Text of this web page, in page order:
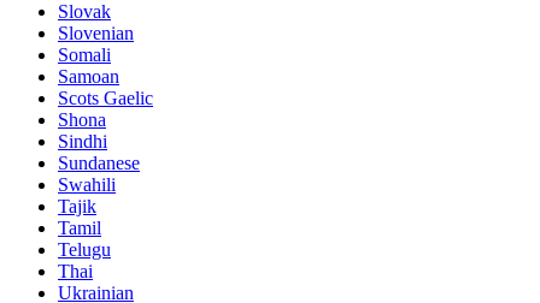
Slovak
Slovenian
Somali
Samoan
Scots Gaelic
Shona
Sindhi
Sundanese
Swahili
Tajik
Tamil
Telugu
Thai
Ukrainian